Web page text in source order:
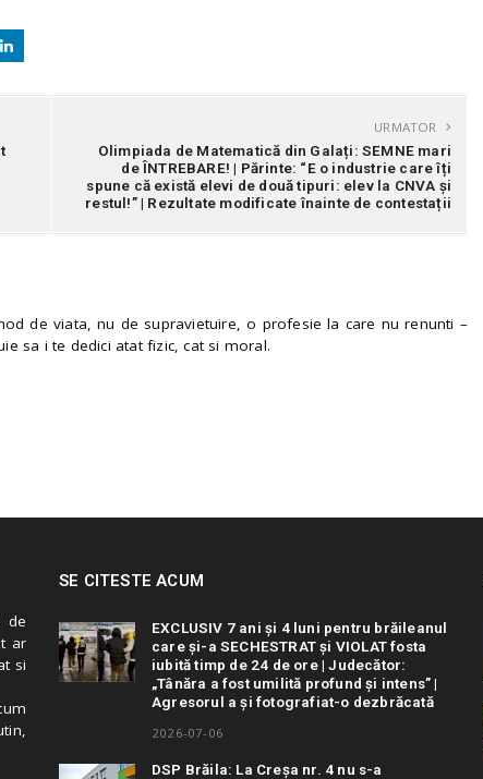
URMATOR
Olimpiada de Matematică din Galați: SEMNE mari
de ÎNTREBARE! | Părinte: “E o industrie care îți
spune că există elevi de două tipuri: elev la CNVA și
restul!” | Rezultate modificate înainte de contestații
de viata, nu de supravietuire, o profesie la care nu renunti –
sa i te dedici atat fizic, cat si moral.
de
ar
si
SE CITESTE ACUM
EXCLUSIV 7 ani și 4 luni pentru brăileanul
care și-a SECHESTRAT și VIOLAT fosta
iubită timp de 24 de ore | Judecător:
„Tânăra a fost umilită profund și intens” |
Agresorul a și fotografiat-o dezbrăcată
2026-07-06
DSP Brăila: La Creșa nr. 4 nu s-a